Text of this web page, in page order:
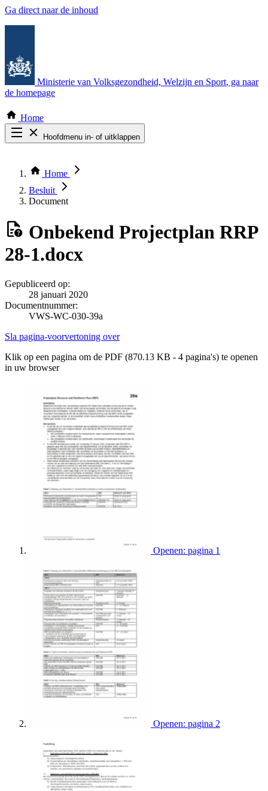
Ga direct naar de inhoud
Ministerie van Volksgezondheid, Welzijn en Sport, ga naar
de homepage
Home
Hoofdmenu in- of uitklappen
Thema COVID-19
Bekijk per bestuursorgaan
Home
Besluit
Document
Onbekend Projectplan RRP
28-1.docx
Gepubliceerd op:
28 januari 2020
Documentnummer:
VWS-WC-030-39a
Sla pagina-voorvertoning over
Klik op een pagina om de PDF (870.13 KB - 4 pagina's) te openen
in uw browser
Openen: pagina 1
Openen: pagina 2